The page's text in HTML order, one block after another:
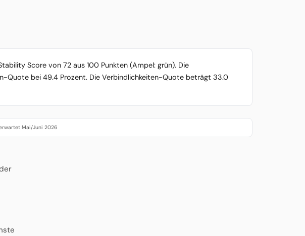
Score von 72 aus 100 Punkten (Ampel: grün). Die
Quote bei 49.4 Prozent. Die Verbindlichkeiten-Quote beträgt 33.0
Mai/Juni 2026